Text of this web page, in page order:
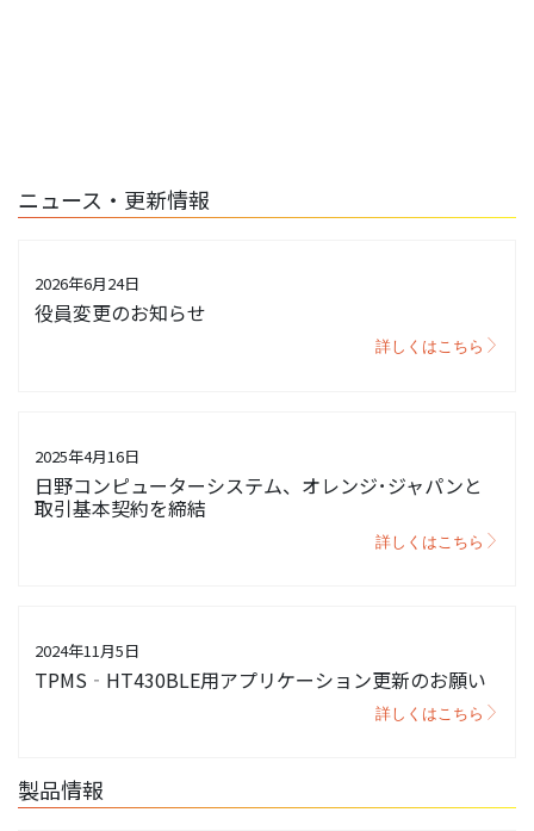
ニュース・更新情報
2026年6月24日
役員変更のお知らせ
詳しくはこちら
2025年4月16日
日野コンピューターシステム、オレンジ･ジャパンと
取引基本契約を締結
詳しくはこちら
2024年11月5日
TPMS‐HT430BLE用アプリケーション更新のお願い
詳しくはこちら
製品情報